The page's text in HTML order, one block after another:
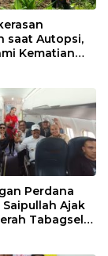
saat Autopsi,
Kematian
Perdana
Ajak
Tabagsel